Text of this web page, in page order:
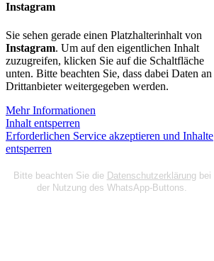
Insta­gram
Sie sehen gerade einen Platzhalterinhalt von
Instagram. Um auf den eigentlichen Inhalt
zuzugreifen, klicken Sie auf die Schaltfläche
unten. Bitte beachten Sie, dass dabei Daten an
Drittanbieter weitergegeben werden.
Mehr Informationen
Inhalt entsperren
Erforderlichen Service akzeptieren und Inhalte
entsperren
Bitte beachten Sie die Datenschutzerklärung bei
der Nutzung des WhatsApp-Buttons.